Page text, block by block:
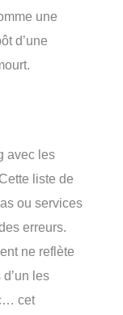
une
d’une
avec les
liste de
ou services
erreurs.
ne reflète
les
cet